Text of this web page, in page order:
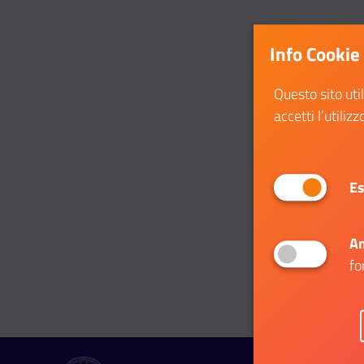
Info Cookie
Questo sito
accetti